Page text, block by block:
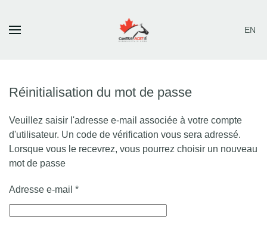
EN
Réinitialisation du mot de passe
Veuillez saisir l'adresse e-mail associée à votre compte
d'utilisateur. Un code de vérification vous sera adressé.
Lorsque vous le recevrez, vous pourrez choisir un nouveau
mot de passe
Adresse e-mail *